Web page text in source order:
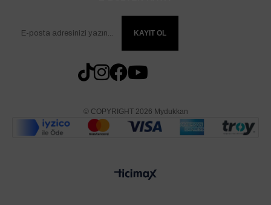
KAYIT OL
© COPYRIGHT 2026 Mydukkan